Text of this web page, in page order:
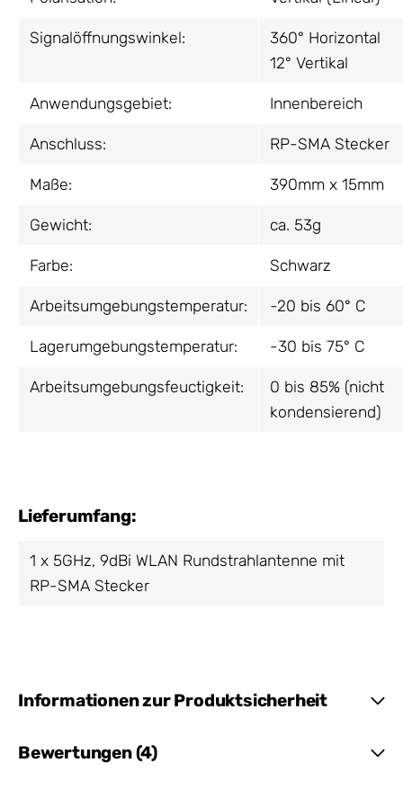
Signalöffnungswinkel:
360° Horizontal
12° Vertikal
Anwendungsgebiet: Innenbereich
Anschluss: RP-SMA Stecker
Maße: 390mm x 15mm
Gewicht: ca. 53g
Farbe: Schwarz
Arbeitsumgebungstemperatur: -20 bis 60° C
Lagerumgebungstemperatur: -30 bis 75° C
Arbeitsumgebungsfeuctigkeit:
0 bis 85% (nicht
kondensierend)
Lieferumfang:
1 x 5GHz, 9dBi WLAN Rundstrahlantenne mit
RP-SMA Stecker
Informationen zur Produktsicherheit
Bewertungen (4)